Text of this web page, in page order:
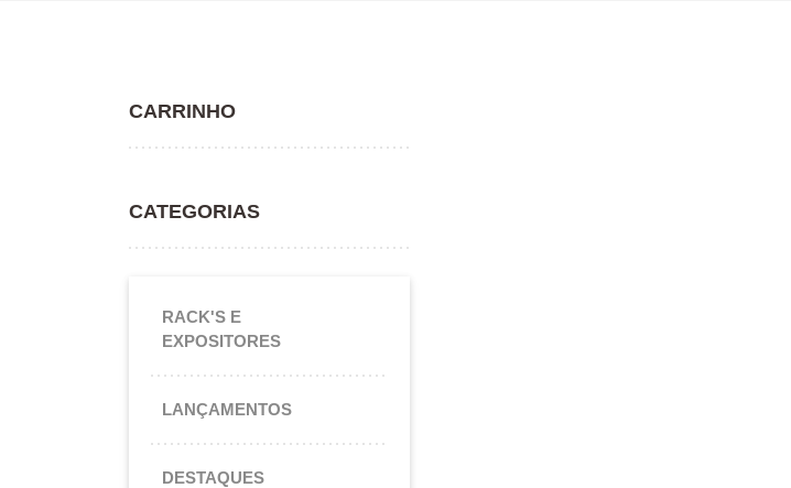
CARRINHO
CATEGORIAS
RACK'S E
EXPOSITORES
LANÇAMENTOS
DESTAQUES